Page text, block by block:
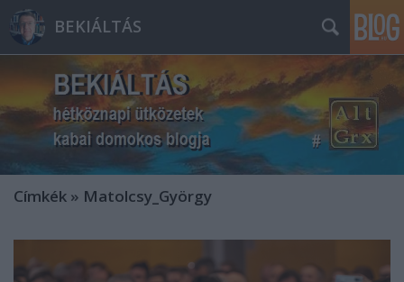
BEKIÁLTÁS
Címkék » Matolcsy_György